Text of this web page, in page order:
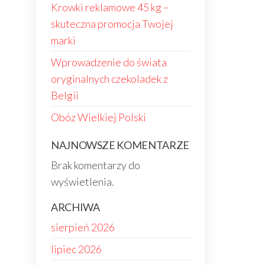
Krowki reklamowe 45 kg –
skuteczna promocja Twojej
marki
Wprowadzenie do świata
oryginalnych czekoladek z
Belgii
Obóz Wielkiej Polski
NAJNOWSZE KOMENTARZE
Brak komentarzy do
wyświetlenia.
ARCHIWA
sierpień 2026
lipiec 2026